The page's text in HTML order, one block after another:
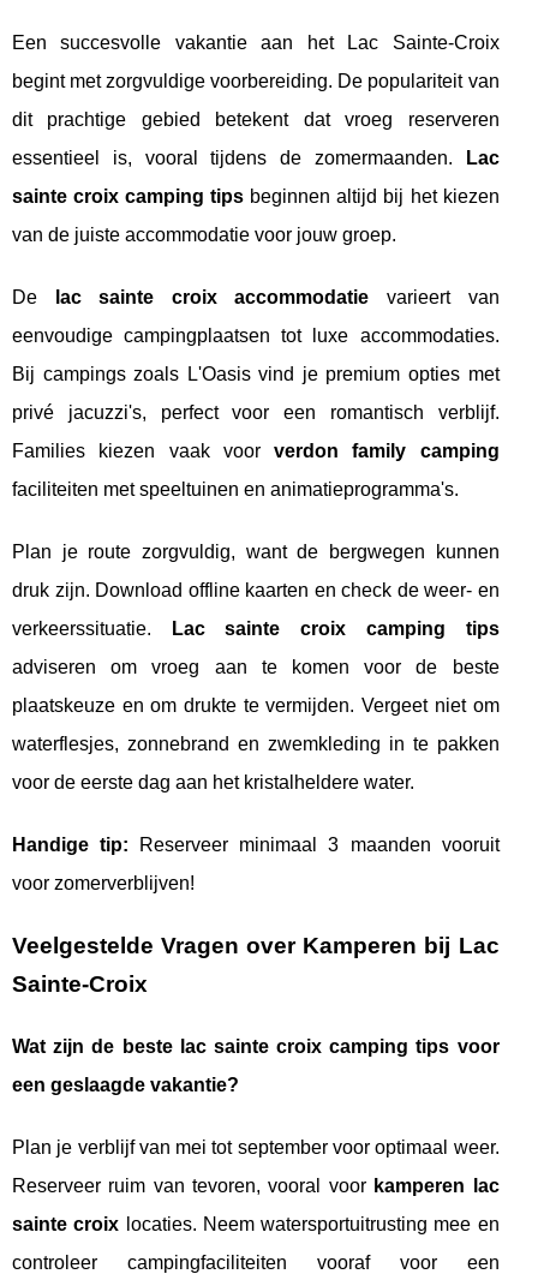
Een succesvolle vakantie aan het Lac Sainte-Croix
begint met zorgvuldige voorbereiding. De populariteit van
dit prachtige gebied betekent dat vroeg reserveren
essentieel is, vooral tijdens de zomermaanden.
Lac
sainte croix camping tips beginnen altijd bij het kiezen
van de juiste accommodatie voor jouw groep.
De lac sainte croix accommodatie varieert van
eenvoudige campingplaatsen tot luxe accommodaties.
Bij campings zoals L'Oasis vind je premium opties met
privé jacuzzi's, perfect voor een romantisch verblijf.
Families kiezen vaak voorverdon family camping
faciliteiten met speeltuinen en animatieprogramma's.
Plan je route zorgvuldig, want de bergwegen kunnen
druk zijn. Download offline kaarten en check de weer- en
verkeerssituatie.
Lac sainte croix camping tips
adviseren om vroeg aan te komen voor de beste
plaatskeuze en om drukte te vermijden. Vergeet niet om
waterflesjes, zonnebrand en zwemkleding in te pakken
voor de eerste dag aan het kristalheldere water.
Handige tip: Reserveer minimaal 3 maanden vooruit
voor zomerverblijven!
Veelgestelde Vragen over Kamperen bij Lac
Sainte-Croix
Wat zijn de beste lac sainte croix camping tips voor
een geslaagde vakantie?
Plan je verblijf van mei tot september voor optimaal weer.
Reserveer ruim van tevoren, vooral voor kamperen lac
sainte croix locaties. Neem watersportuitrusting mee en
controleer campingfaciliteiten vooraf voor een